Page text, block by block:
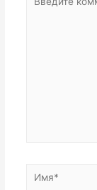
Имя*